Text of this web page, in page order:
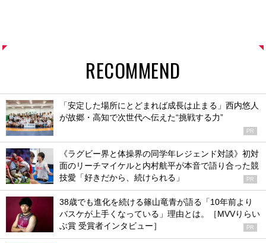
RECOMMEND
「安定した場所にとどまれば成長は止まる」西内悠人
が故郷・高知で次世代へ伝えた“挑戦する力”
PR
《ラグビー界と体操界の同学年レジェンド対談》初対
面のリーチマイケルと内村航平が本音で語り合った競
技愛「好きだから、続けられる」
PR
38歳でも進化を続ける篠山竜青が語る「10年前より
バスケが上手くなっている」理由とは。［MVVりらい
ぶ賞 受賞者インタビュー］
PR